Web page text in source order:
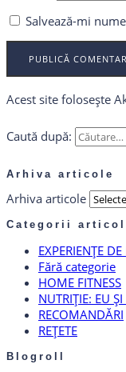
Salvează-mi
Acest site folosește
Caută după:
Arhiva articole
Arhiva articole
Categorii
EXPERIENȚE
Fără categorie
HOME FITNESS
NUTRIȚIE: EU
RECOMANDĂRI
REȚETE
Blogroll